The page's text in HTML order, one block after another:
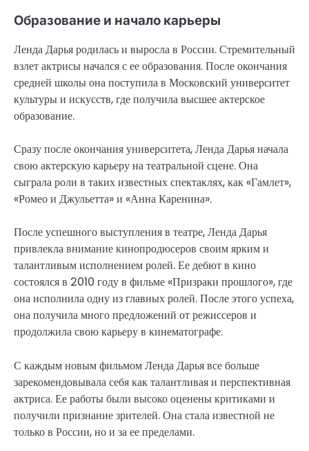
Образование и начало карьеры
Ленда Дарья родилась и выросла в России. Стремительный
взлет актрисы начался с ее образования. После окончания
средней школы она поступила в Московский университет
культуры и искусств, где получила высшее актерское
образование.
Сразу после окончания университета, Ленда Дарья начала
свою актерскую карьеру на театральной сцене. Она
сыграла роли в таких известных спектаклях, как «Гамлет»,
«Ромео и Джульетта» и «Анна Каренина».
После успешного выступления в театре, Ленда Дарья
привлекла внимание кинопродюсеров своим ярким и
талантливым исполнением ролей. Ее дебют в кино
состоялся в 2010 году в фильме «Призраки прошлого», где
она исполнила одну из главных ролей. После этого успеха,
она получила много предложений от режиссеров и
продолжила свою карьеру в кинематографе.
С каждым новым фильмом Ленда Дарья все больше
зарекомендовывала себя как талантливая и перспективная
актриса. Ее работы были высоко оценены критиками и
получили признание зрителей. Она стала известной не
только в России, но и за ее пределами.